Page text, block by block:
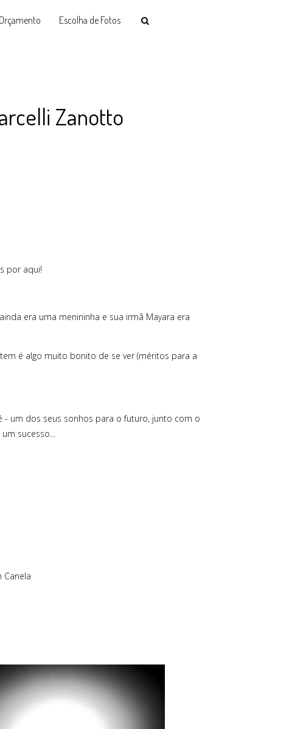
Orçamento Escolha de Fotos
Zanotto
por aqui!
era uma menininha e sua irmã Mayara era
é algo muito bonito de se ver (méritos para a
um dos seus sonhos para o futuro, junto com o
sucesso...
Canela